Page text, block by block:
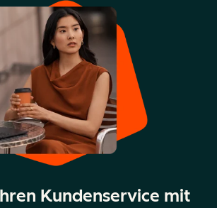
Kundenservice mit